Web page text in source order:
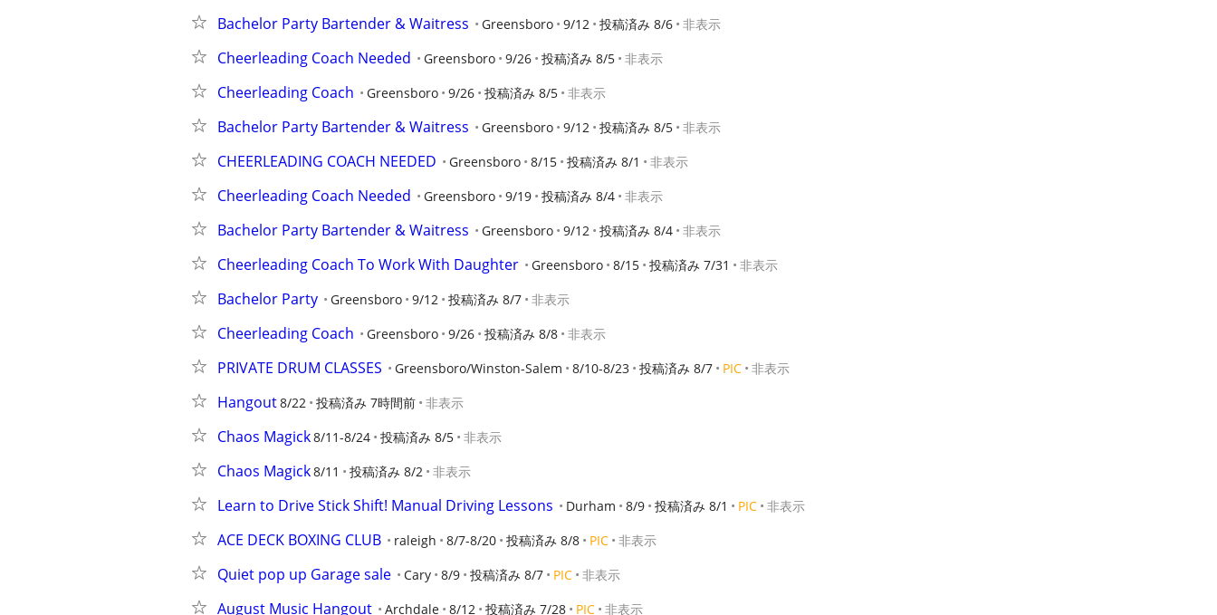
Bachelor Party Bartender & Waitress Greensboro 9/12 投稿済み 8/6 非表示
Cheerleading Coach Needed Greensboro 9/26 投稿済み 8/5 非表示
Cheerleading Coach Greensboro 9/26 投稿済み 8/5 非表示
Bachelor Party Bartender & Waitress Greensboro 9/12 投稿済み 8/5 非表示
CHEERLEADING COACH NEEDED Greensboro 8/15 投稿済み 8/1 非表示
Cheerleading Coach Needed Greensboro 9/19 投稿済み 8/4 非表示
Bachelor Party Bartender & Waitress Greensboro 9/12 投稿済み 8/4 非表示
Cheerleading Coach To Work With Daughter Greensboro 8/15 投稿済み 7/31 非表示
Bachelor Party Greensboro 9/12 投稿済み 8/7 非表示
Cheerleading Coach Greensboro 9/26 投稿済み 8/8 非表示
PRIVATE DRUM CLASSES Greensboro/Winston-Salem 8/10-8/23 投稿済み 8/7 PIC 非表示
Hangout8/22 投稿済み 7時間前 非表示
Chaos Magick8/11-8/24 投稿済み 8/5 非表示
Chaos Magick8/11 投稿済み 8/2 非表示
Learn to Drive Stick Shift! Manual Driving Lessons Durham 8/9 投稿済み 8/1 PIC 非表示
ACE DECK BOXING CLUB raleigh 8/7-8/20 投稿済み 8/8 PIC 非表示
Quiet pop up Garage sale Cary 8/9 投稿済み 8/7 PIC 非表示
August Music Hangout Archdale 8/12 投稿済み 7/28 PIC 非表示